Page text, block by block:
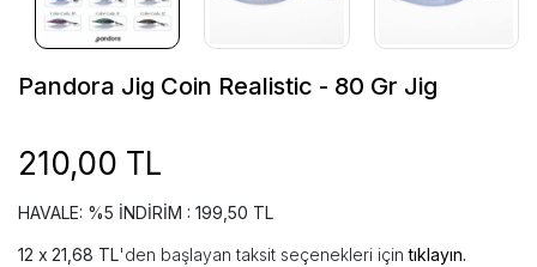
Pandora Jig Coin Realistic - 80 Gr Jig
210,00 TL
HAVALE: %5 İNDİRİM : 199,50 TL
21,68 TL'den başlayan taksit seçenekleri içintıklayın.